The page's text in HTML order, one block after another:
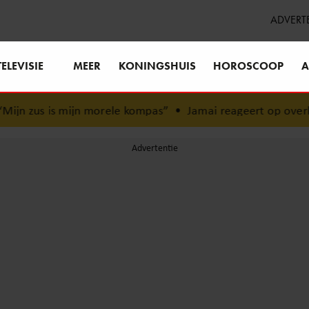
MEER KONINGSHUIS HOROSCOOP
kompas” •Jamai reageert op overlijden Jerney